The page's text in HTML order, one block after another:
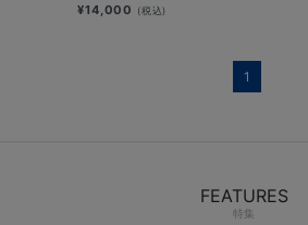
¥14,000 (税込)
1
FEATURES
特集